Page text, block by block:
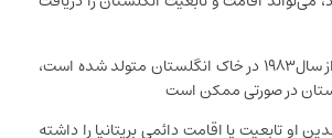
برای کودکی که پس از سال۱۹۸۳ در خاک انگلستان متولد شده است،
در صورتی ممکن است
او تابعیت یا اقامت دائمی بریتانیا را داشته